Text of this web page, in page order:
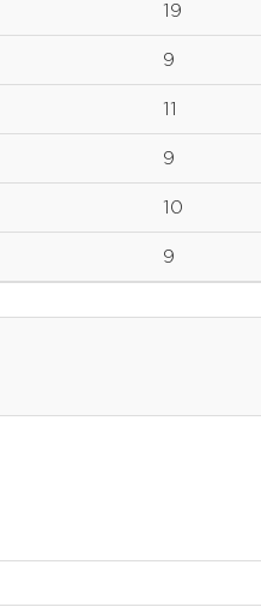
19
9
11
9
10
9